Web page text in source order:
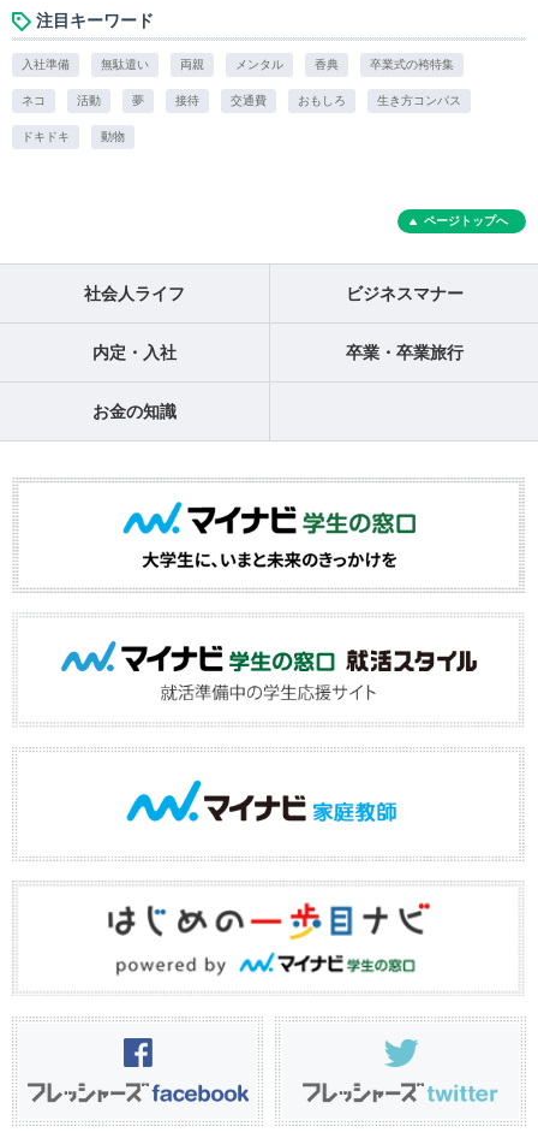
注目キーワード
入社準備 無駄遣い 両親 メンタル 香典 卒業式の袴特集
ネコ 活動 夢 接待 交通費 おもしろ 生き方コンパス
ドキドキ 動物
ページトップへ
社会人ライフ ビジネスマナー
内定・入社 卒業・卒業旅行
お金の知識